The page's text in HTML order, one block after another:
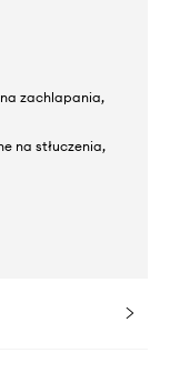
na zachlapania,
na stłuczenia,